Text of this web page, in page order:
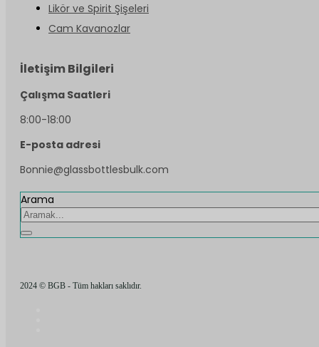
Likör ve Spirit Şişeleri
Cam Kavanozlar
İletişim Bilgileri
Çalışma Saatleri
8:00-18:00
E-posta adresi
Bonnie@glassbottlesbulk.com
Arama
2024 © BGB - Tüm hakları saklıdır.